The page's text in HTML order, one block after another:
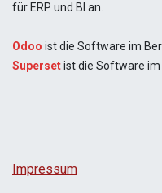
für ERP und BI an.
Odoo ist die Software im
Supersetist die Software im
Impressum